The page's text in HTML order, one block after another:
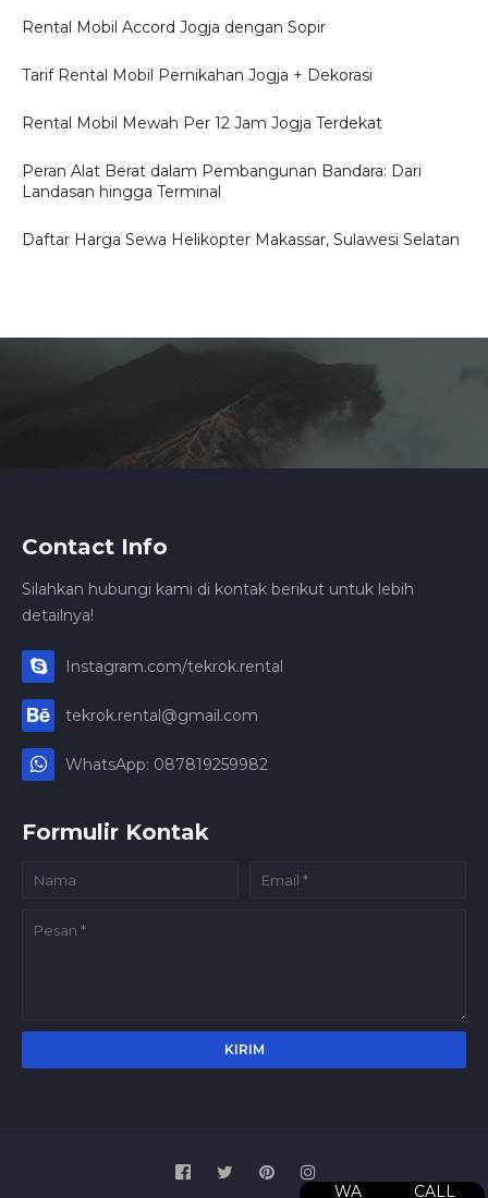
WA CALL
Rental Mobil Accord Jogja dengan Sopir
Tarif Rental Mobil Pernikahan Jogja + Dekorasi
Rental Mobil Mewah Per 12 Jam Jogja Terdekat
Peran Alat Berat dalam Pembangunan Bandara: Dari
Landasan hingga Terminal
Daftar Harga Sewa Helikopter Makassar, Sulawesi Selatan
Contact Info
Silahkan hubungi kami di kontak berikut untuk lebih
detailnya!
Instagram.com/tekrok.rental
tekrok.rental@gmail.com
WhatsApp: 087819259982
Formulir Kontak